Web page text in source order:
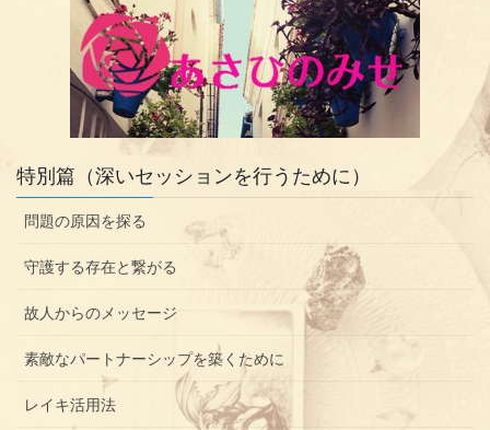
特別篇（深いセッションを行うために）
問題の原因を探る
守護する存在と繋がる
故人からのメッセージ
素敵なパートナーシップを築くために
レイキ活用法